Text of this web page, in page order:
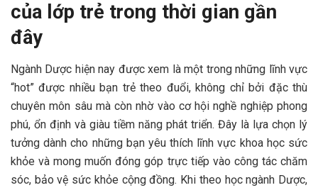
của lớp trẻ trong thời gian gần
đây
Ngành Dược hiện nay được xem là một trong những lĩnh vực
“hot” được nhiều bạn trẻ theo đuổi, không chỉ bởi đặc thù
chuyên môn sâu mà còn nhờ vào cơ hội nghề nghiệp phong
phú, ổn định và giàu tiềm năng phát triển. Đây là lựa chọn lý
tưởng dành cho những bạn yêu thích lĩnh vực khoa học sức
khỏe và mong muốn đóng góp trực tiếp vào công tác chăm
sóc, bảo vệ sức khỏe cộng đồng. Khi theo học ngành Dược,